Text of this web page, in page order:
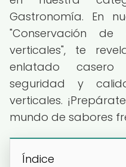
Gastronomía. En
"Conservación
verticales", te
enlatado
seguridad y
verticales.
mundo de sabores
Índice